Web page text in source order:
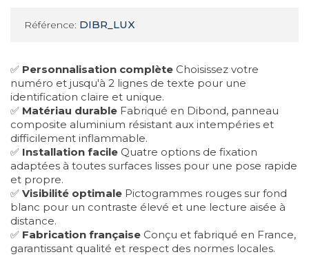
Référence: DIBR_LUX
✅ Personnalisation complète Choisissez votre
numéro et jusqu'à 2 lignes de texte pour une
identification claire et unique.
✅ Matériau durable Fabriqué en Dibond, panneau
composite aluminium résistant aux intempéries et
difficilement inflammable.
✅ Installation facile Quatre options de fixation
adaptées à toutes surfaces lisses pour une pose rapide
et propre.
✅ Visibilité optimale Pictogrammes rouges sur fond
blanc pour un contraste élevé et une lecture aisée à
distance.
✅ Fabrication française Conçu et fabriqué en France,
garantissant qualité et respect des normes locales.